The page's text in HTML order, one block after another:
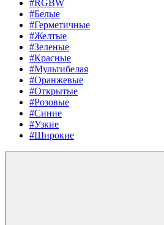
#RGBW
#Белые
#Герметичные
#Желтые
#Зеленые
#Красные
#Мультибелая
#Оранжевые
#Открытые
#Розовые
#Синие
#Узкие
#Широкие